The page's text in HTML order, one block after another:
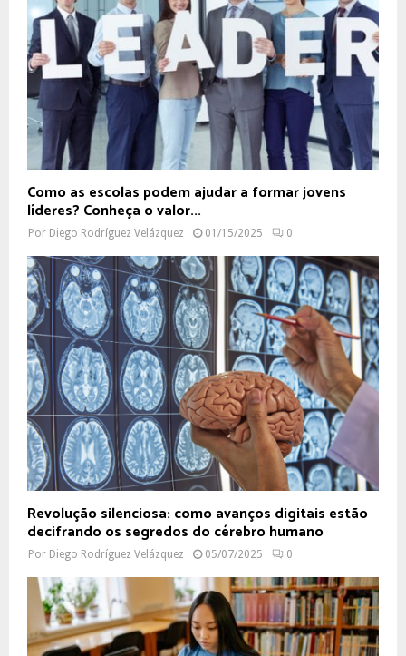
Como as escolas podem ajudar a formar jovens
líderes? Conheça o valor...
Por Diego Rodríguez Velázquez 01/15/2025 0
Revolução silenciosa: como avanços digitais estão
decifrando os segredos do cérebro humano
Por Diego Rodríguez Velázquez 05/07/2025 0